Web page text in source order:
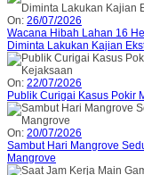
On: 26/07/2026
Wacana Hibah Lahan 16
Diminta Lakukan Kajian
On: 22/07/2026
Publik Curigai Kasus Pokir
On: 20/07/2026
Sambut Hari Mangrove
Mangrove